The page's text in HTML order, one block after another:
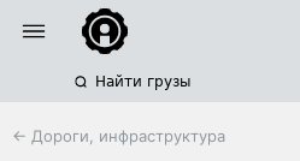
Найти грузы
← Дороги, инфраструктура